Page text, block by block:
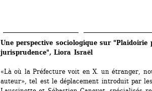
contenu
principal
Une perspective sociologique sur "Plaidoirie
jurisprudence", Liora Israël
«Là où la Préfecture voit en X. un étranger,
auteur», tel est le déplacement introduit par